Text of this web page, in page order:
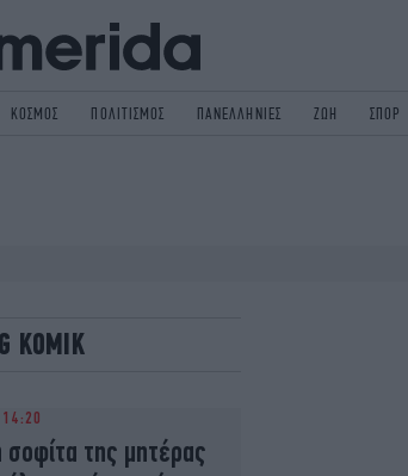
ΚΟΣΜΟΣ ΠΟΛΙΤΙΣΜΟΣ ΠΑΝΕΛΛΗΝΙΕΣ ΖΩΗ ΣΠΟΡ
PODCAST
ΚΟΜΙΚ
σοφίτα της μητέρας